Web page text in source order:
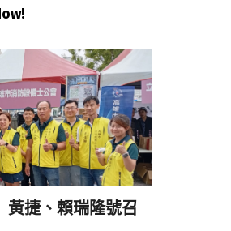
捷、賴瑞隆號召